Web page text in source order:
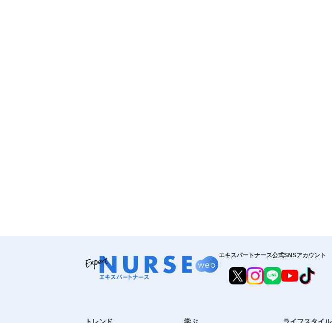
エキスパートナース公式SNSアカウント
トレンド 学ぶ ライフスタイル